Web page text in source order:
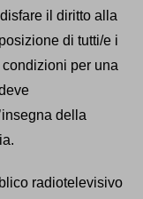
il diritto alla
di tutti/e i
per una
della
radiotelevisivo